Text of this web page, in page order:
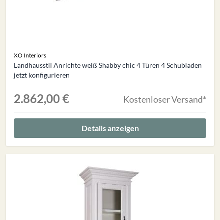
XO Interiors
Landhausstil Anrichte weiß Shabby chic 4 Türen 4 Schubladen
jetzt konfigurieren
2.862,00 € Kostenloser Versand*
Details anzeigen